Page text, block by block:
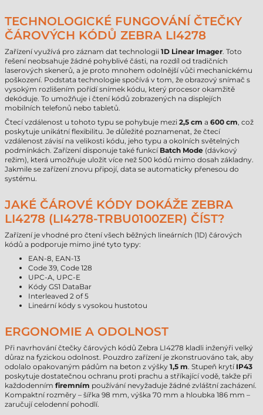
TECHNOLOGICKÉ FUNGOVÁNÍ ČTEČKY
ČÁROVÝCH KÓDŮ ZEBRA LI4278
Zařízení využívá pro záznam dat technologii 1D Linear Imager. Toto
řešení neobsahuje žádné pohyblivé části, na rozdíl od tradičních
laserových skenerů, a je proto mnohem odolnější vůči mechanickému
poškození. Podstata technologie spočívá v tom, že obrazový snímač s
vysokým rozlišením pořídí snímek kódu, který procesor okamžitě
dekóduje. To umožňuje i čtení kódů zobrazených na displejích
mobilních telefonů nebo tabletů.
Čtecí vzdálenost u tohoto typu se pohybuje mezi 2,5 cm a 600 cm, což
poskytuje unikátní flexibilitu. Je důležité poznamenat, že čtecí
vzdálenost závisí na velikosti kódu, jeho typu a okolních světelných
podmínkách. Zařízení disponuje také funkcí Batch Mode (dávkový
režim), která umožňuje uložit více než 500 kódů mimo dosah základny.
Jakmile se zařízení znovu připojí, data se automaticky přenesou do
systému.
JAKÉ ČÁROVÉ KÓDY DOKÁŽE ZEBRA
LI4278 (LI4278-TRBU0100ZER) ČÍST?
Zařízení je vhodné pro čtení všech běžných lineárních (1D) čárových
kódů a podporuje mimo jiné tyto typy:
EAN-8, EAN-13
Code 39, Code 128
UPC-A, UPC-E
Kódy GS1 DataBar
Interleaved 2 of 5
Lineární kódy s vysokou hustotou
ERGONOMIE A ODOLNOST
Při navrhování čtečky čárových kódů Zebra LI4278 kladli inženýři velký
důraz na fyzickou odolnost. Pouzdro zařízení je zkonstruováno tak, aby
odolalo opakovaným pádům na beton z výšky 1,5 m. Stupeň krytí IP43
poskytuje dostatečnou ochranu proti prachu a stříkající vodě, takže při
každodenním firemním používání nevyžaduje žádné zvláštní zacházení.
Kompaktní rozměry – šířka 98 mm, výška 70 mm a hloubka 186 mm –
zaručují celodenní pohodlí.